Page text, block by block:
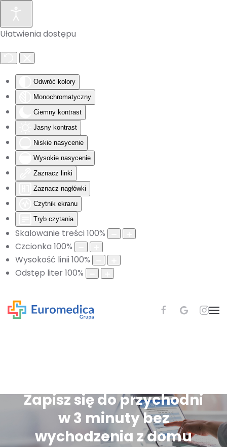
Ułatwienia dostępu
Odwróć kolory
Monochromatyczny
Ciemny kontrast
Jasny kontrast
Niskie nasycenie
Wysokie nasycenie
Zaznacz linki
Zaznacz nagłówki
Czytnik ekranu
Tryb czytania
Skalowanie treści 100%
Czcionka 100%
Wysokość linii 100%
Odstęp liter100%
Skip to main content
Zapisz się do przychodni
w 3 minuty bez
wychodzenia z domu